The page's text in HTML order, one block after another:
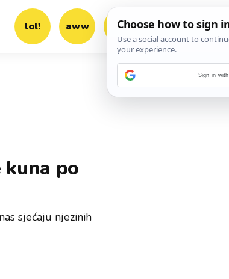
lol! aww vrh! woot?!
kuna po
sjećaju njezinih
Sign in